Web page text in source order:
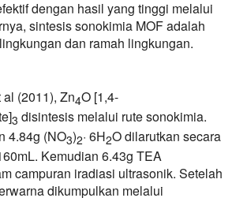
dengan hasil yang tinggi melalui
sintesis sonokimia MOF adalah
dan ramah lingkungan.
(2011), Zn4O [1,4-
3 disintesis melalui rute sonokimia.
4.84g (NO3)2· 6H2O dilarutkan secara
Kemudian 6.43g TEA
campuran iradiasi ultrasonik. Setelah
dikumpulkan melalui